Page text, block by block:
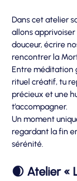
Dans cet atelier
allons
douceur, écrire
rencontrer la
Entre méditation
rituel créatif, tu
précieux et une
t’accompagner.
Un moment
regardant la fin
sérénité.
🌒 Atelier «